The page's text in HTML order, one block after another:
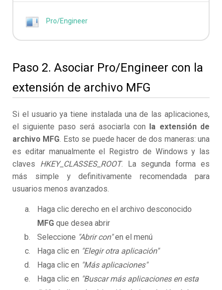
Pro/Engineer
Paso 2. Asociar Pro/Engineer con la
extensión de archivo MFG
Si el usuario ya tiene instalada una de las aplicaciones,
el siguiente paso será asociarla con la extensión de
archivo MFG. Esto se puede hacer de dos maneras: una
es editar manualmente el Registro de Windows y las
claves HKEY_CLASSES_ROOT. La segunda forma es
más simple y definitivamente recomendada para
usuarios menos avanzados.
Haga clic derecho en el archivo desconocido
MFG que desea abrir
Seleccione "Abrir con"en el menú
Haga clic en "Elegir otra aplicación"
Haga clic en "Más aplicaciones"
Haga clic en "Buscar más aplicaciones en esta